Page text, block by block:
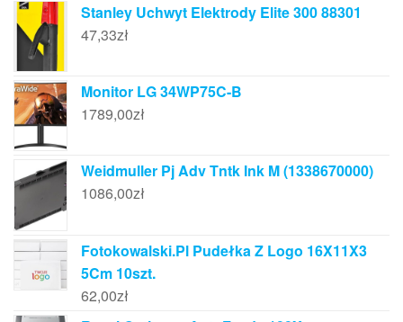
Stanley Uchwyt Elektrody Elite 300 88301
47,33zł
Monitor LG 34WP75C-B
1789,00zł
Weidmuller Pj Adv Tntk Ink M (1338670000)
1086,00zł
Fotokowalski.Pl Pudełka Z Logo 16X11X3
5Cm 10szt.
62,00zł